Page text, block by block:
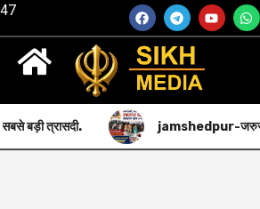
त्रासदी. jamshedpur-जरुरतमंद एवं